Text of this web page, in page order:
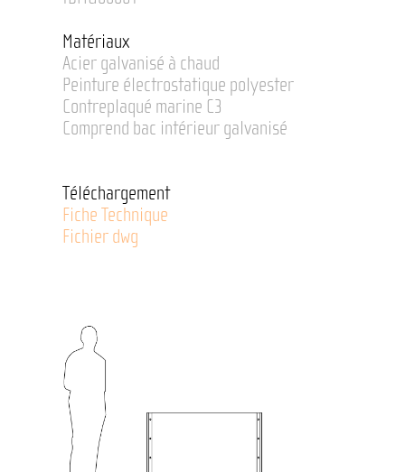
Matériaux
Acier galvanisé à chaud
Peinture électrostatique polyester
Contreplaqué marine C3
Comprend bac intérieur galvanisé
Téléchargement
Fiche Technique
Fichier dwg